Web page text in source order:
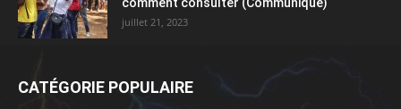
comment consulter (Communiqué)
juillet 21, 2023
CATÉGORIE POPULAIRE